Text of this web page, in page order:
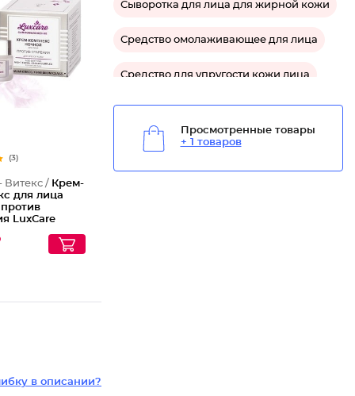
(3)
Витекс / Крем-
для лица
LuxCare
в описании?
Сыворотка для лица для жирной кожи
Средство омолаживающее для лица
Средство для упругости кожи лица
Средство защитное для лица
Просмотренные товары
+ 1 товаров